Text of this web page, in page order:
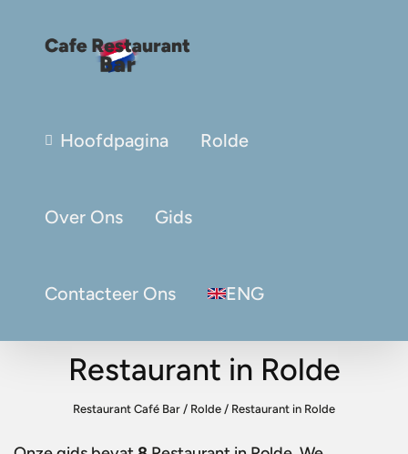
Hoofdpagina Rolde
Over Ons Gids
Contacteer Ons ENG
Restaurant in Rolde
Restaurant Café Bar / Rolde / Restaurant in Rolde